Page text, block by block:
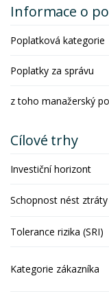
Informace o
Poplatková kategorie
Poplatky za správu
z toho manažerský
Cílové trhy
Investiční horizont
Schopnost nést ztráty
Tolerance rizika (SRI)
Kategorie zákazníka